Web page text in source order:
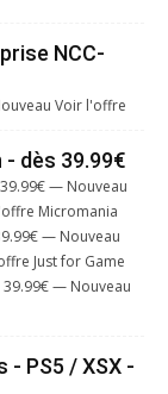
NCC-
Voir l'offre
- dès 39.99€
39.99€ — Nouveau
Micromania
— Nouveau
Just for Game
39.99€ — Nouveau
- PS5 / XSX -